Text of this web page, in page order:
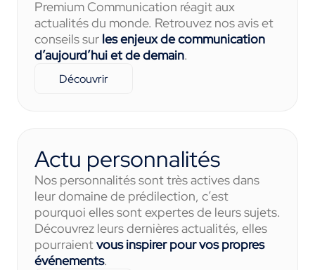
Premium Communication réagit aux
actualités du monde. Retrouvez nos avis et
conseils sur les enjeux de communication
d’aujourd’hui et de demain.
Découvrir
Actu personnalités
Nos personnalités sont très actives dans
leur domaine de prédilection, c’est
pourquoi elles sont expertes de leurs sujets.
Découvrez leurs dernières actualités, elles
pourraientvous inspirer pour vos propres
événements.